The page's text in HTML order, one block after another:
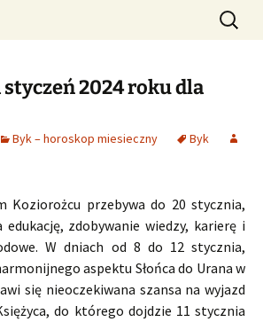
horoskop
i
astrologiczne
Szukaj:
2024 roku dla
Byk – horoskop miesieczny
Byk
Koziorożcu przebywa do 20 stycznia,
zdobywanie wiedzy, karierę i
W dniach od 8 do 12 stycznia,
aspektu Słońca do Urana w
się nieoczekiwana szansa na wyjazd
do którego dojdzie 11 stycznia